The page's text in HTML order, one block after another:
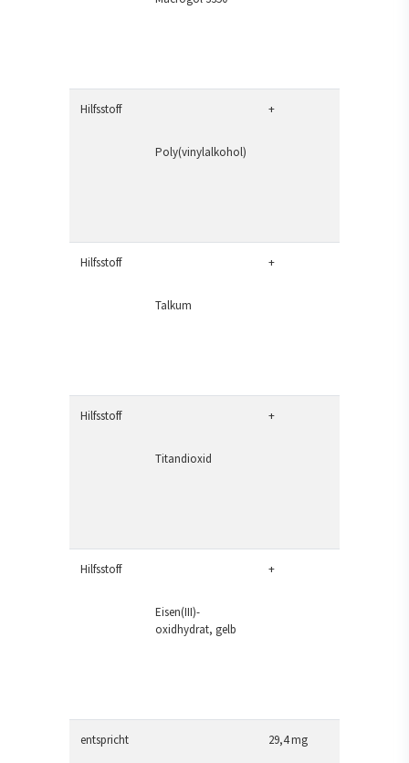
Hilfsstoff
Poly(vinylalkohol)
+
Hilfsstoff
Talkum
+
Hilfsstoff
Titandioxid
+
Hilfsstoff
Eisen(III)-
oxidhydrat, gelb
+
entspricht 29,4 mg